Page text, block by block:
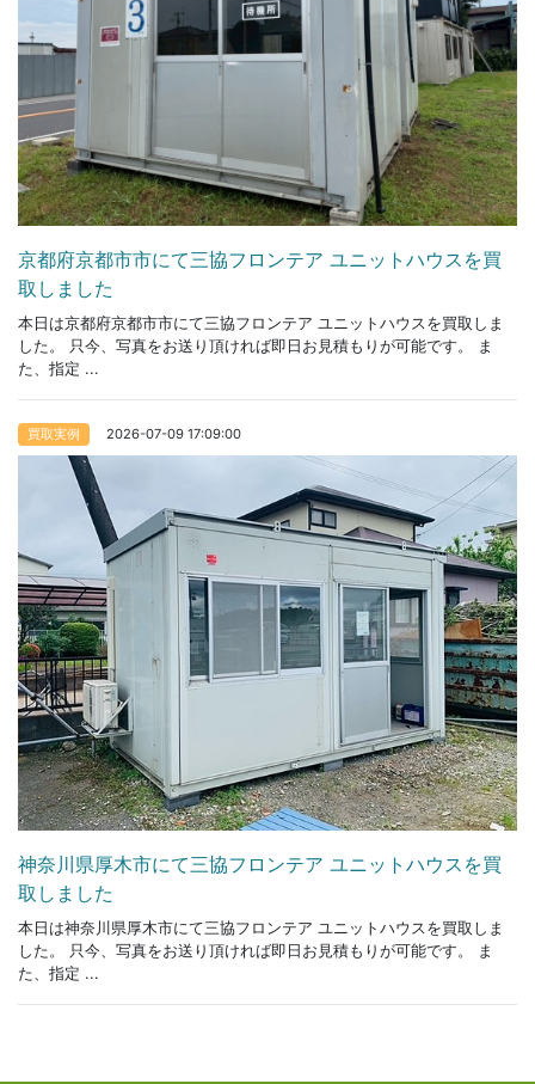
京都府京都市市にて三協フロンテア ユニットハウスを買
取しました
本日は京都府京都市市にて三協フロンテア ユニットハウスを買取しま
した。 只今、写真をお送り頂ければ即日お見積もりが可能です。 ま
た、指定 ...
買取実例 2026-07-09 17:09:00
神奈川県厚木市にて三協フロンテア ユニットハウスを買
取しました
本日は神奈川県厚木市にて三協フロンテア ユニットハウスを買取しま
した。 只今、写真をお送り頂ければ即日お見積もりが可能です。 ま
た、指定 ...